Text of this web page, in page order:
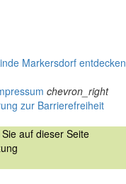
chevron_right
zur Barrierefreiheit
auf dieser Seite